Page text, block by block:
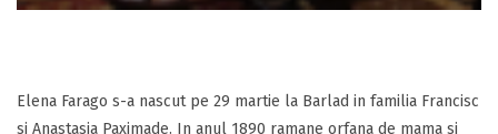
Elena Farago s-a nascut pe 29 martie la Barlad in familia Francisc
si Anastasia Paximade. In anul 1890 ramane orfana de mama si